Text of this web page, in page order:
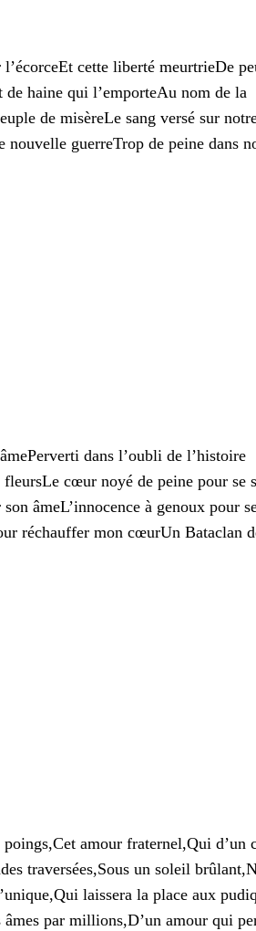
cette liberté meurtrieDe
haine qui l’emporteAu nom de la
de misèreLe sang versé sur
nouvelle guerreTrop de peine dans
dans l’oubli de l’histoire
fleursLe cœur noyé de peine pour se
âmeL’innocence à genoux pour
réchauffer mon cœurUn Bataclan
amour fraternel,Qui d’un
traversées,Sous un soleil
laissera la place aux
par millions,D’un amour qui